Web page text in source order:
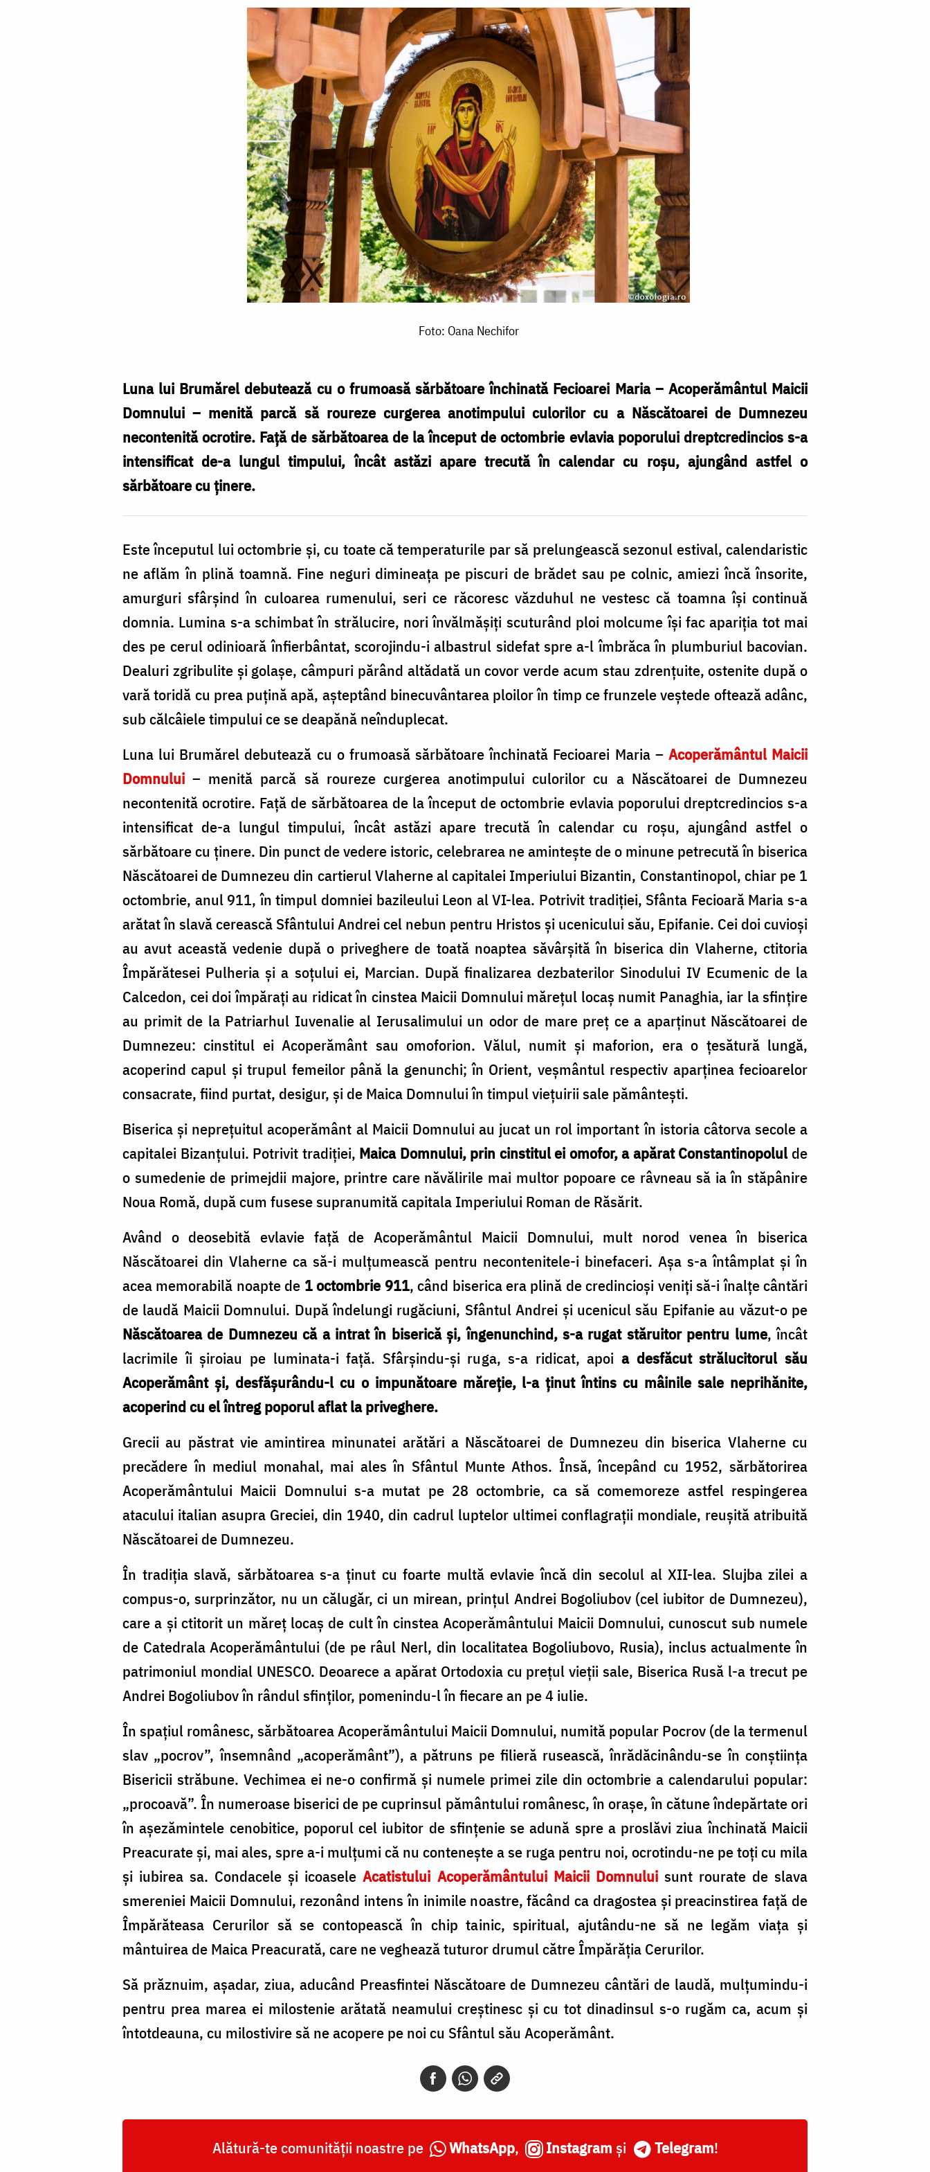
Foto: Oana Nechifor
Luna lui Brumărel debutează cu o frumoasă sărbătoare închinată Fecioarei Maria – Acoperământul Maicii
Domnului – menită parcă să roureze curgerea anotimpului culorilor cu a Născătoarei de Dumnezeu
necontenită ocrotire. Față de sărbătoarea de la început de octombrie evlavia poporului dreptcredincios s-a
intensificat de-a lungul timpului, încât astăzi apare trecută în calendar cu roșu, ajungând astfel o
sărbătoare cu ținere.
Este începutul lui octombrie și, cu toate că temperaturile par să prelungească sezonul estival, calendaristic
ne aflăm în plină toamnă. Fine neguri dimineața pe piscuri de brădet sau pe colnic, amiezi încă însorite,
amurguri sfârșind în culoarea rumenului, seri ce răcoresc văzduhul ne vestesc că toamna își continuă
domnia. Lumina s-a schimbat în strălucire, nori învălmășiți scuturând ploi molcume își fac apariția tot mai
des pe cerul odinioară înfierbântat, scorojindu-i albastrul sidefat spre a-l îmbrăca în plumburiul bacovian.
Dealuri zgribulite și golașe, câmpuri părând altădată un covor verde acum stau zdrențuite, ostenite după o
vară toridă cu prea puțină apă, așteptând binecuvântarea ploilor în timp ce frunzele veștede oftează adânc,
sub călcâiele timpului ce se deapănă neînduplecat.
Luna lui Brumărel debutează cu o frumoasă sărbătoare închinată Fecioarei Maria – Acoperământul Maicii
Domnului – menită parcă să roureze curgerea anotimpului culorilor cu a Născătoarei de Dumnezeu
necontenită ocrotire. Față de sărbătoarea de la început de octombrie evlavia poporului dreptcredincios s-a
intensificat de-a lungul timpului, încât astăzi apare trecută în calendar cu roșu, ajungând astfel o
sărbătoare cu ținere. Din punct de vedere istoric, celebrarea ne amintește de o minune petrecută în biserica
Născătoarei de Dumnezeu din cartierul Vlaherne al capitalei Imperiului Bizantin, Constantinopol, chiar pe 1
octombrie, anul 911, în timpul domniei bazileului Leon al VI-lea. Potrivit tradiției, Sfânta Fecioară Maria s-a
arătat în slavă cerească Sfântului Andrei cel nebun pentru Hristos și ucenicului său, Epifanie. Cei doi cuvioși
au avut această vedenie după o priveghere de toată noaptea săvârșită în biserica din Vlaherne, ctitoria
Împărătesei Pulheria și a soțului ei, Marcian. După finalizarea dezbaterilor Sinodului IV Ecumenic de la
Calcedon, cei doi împărați au ridicat în cinstea Maicii Domnului mărețul locaș numit Panaghia, iar la sfințire
au primit de la Patriarhul Iuvenalie al Ierusalimului un odor de mare preț ce a aparținut Născătoarei de
Dumnezeu: cinstitul ei Acoperământ sau omoforion. Vălul, numit și maforion, era o țesătură lungă,
acoperind capul şi trupul femeilor până la genunchi; în Orient, veșmântul respectiv aparţinea fecioarelor
consacrate, fiind purtat, desigur, şi de Maica Domnului în timpul viețuirii sale pământești.
Biserica şi neprețuitul acoperământ al Maicii Domnului au jucat un rol important în istoria câtorva secole a
capitalei Bizanțului. Potrivit tradiției, Maica Domnului, prin cinstitul ei omofor, a apărat Constantinopolul de
o sumedenie de primejdii majore, printre care năvălirile mai multor popoare ce râvneau să ia în stăpânire
Noua Romă, după cum fusese supranumită capitala Imperiului Roman de Răsărit.
Având o deosebită evlavie față de Acoperământul Maicii Domnului, mult norod venea în biserica
Născătoarei din Vlaherne ca să-i mulțumească pentru necontenitele-i binefaceri. Așa s-a întâmplat și în
acea memorabilă noapte de 1 octombrie 911, când biserica era plină de credincioși veniți să-i înalţe cântări
de laudă Maicii Domnului. După îndelungi rugăciuni, Sfântul Andrei și ucenicul său Epifanie au văzut-o pe
Născătoarea de Dumnezeu că a intrat în biserică și, îngenunchind, s-a rugat stăruitor pentru lume, încât
lacrimile îi șiroiau pe luminata-i față. Sfârșindu-şi ruga, s-a ridicat, apoia desfăcut strălucitorul său
Acoperământ şi, desfăşurându-l cu o impunătoare măreție, l-a ținut întins cu mâinile sale neprihănite,
acoperind cu el întreg poporul aflat la priveghere.
Grecii au păstrat vie amintirea minunatei arătări a Născătoarei de Dumnezeu din biserica Vlaherne cu
precădere în mediul monahal, mai ales în Sfântul Munte Athos. Însă, începând cu 1952, sărbătorirea
Acoperământului Maicii Domnului s-a mutat pe 28 octombrie, ca să comemoreze astfel respingerea
atacului italian asupra Greciei, din 1940, din cadrul luptelor ultimei conflagrații mondiale, reușită atribuită
Născătoarei de Dumnezeu.
În tradiția slavă, sărbătoarea s-a ținut cu foarte multă evlavie încă din secolul al XII-lea. Slujba zilei a
compus-o, surprinzător, nu un călugăr, ci un mirean, prințul Andrei Bogoliubov (cel iubitor de Dumnezeu),
care a și ctitorit un măreț locaş de cult în cinstea Acoperământului Maicii Domnului, cunoscut sub numele
de Catedrala Acoperământului (de pe râul Nerl, din localitatea Bogoliubovo, Rusia), inclus actualmente în
patrimoniul mondial UNESCO. Deoarece a apărat Ortodoxia cu prețul vieții sale, Biserica Rusă l-a trecut pe
Andrei Bogoliubov în rândul sfinților, pomenindu-l în fiecare an pe 4 iulie.
În spațiul românesc, sărbătoarea Acoperământului Maicii Domnului, numită popular Pocrov (de la termenul
slav „pocrov”, însemnând „acoperământ”), a pătruns pe filieră rusească, înrădăcinându-se în conștiința
Bisericii străbune. Vechimea ei ne-o confirmă și numele primei zile din octombrie a calendarului popular:
„procoavă”. În numeroase biserici de pe cuprinsul pământului românesc, în orașe, în cătune îndepărtate ori
în așezămintele cenobitice, poporul cel iubitor de sfințenie se adună spre a proslăvi ziua închinată Maicii
Preacurate și, mai ales, spre a-i mulțumi că nu contenește a se ruga pentru noi, ocrotindu-ne pe toți cu mila
și iubirea sa. Condacele și icoaseleAcatistului Acoperământului Maicii Domnuluisunt rourate de slava
smereniei Maicii Domnului, rezonând intens în inimile noastre, făcând ca dragostea şi preacinstirea față de
Împărăteasa Cerurilor să se contopească în chip tainic, spiritual, ajutându-ne să ne legăm viața şi
mântuirea de Maica Preacurată, care ne veghează tuturor drumul către Împărăția Cerurilor.
Să prăznuim, așadar, ziua, aducând Preasfintei Născătoare de Dumnezeu cântări de laudă, mulțumindu-i
pentru prea marea ei milostenie arătată neamului creștinesc şi cu tot dinadinsul s-o rugăm ca, acum şi
întotdeauna, cu milostivire să ne acopere pe noi cu Sfântul său Acoperământ.
Alătură-te comunității noastre pe WhatsApp, Instagram și Telegram!